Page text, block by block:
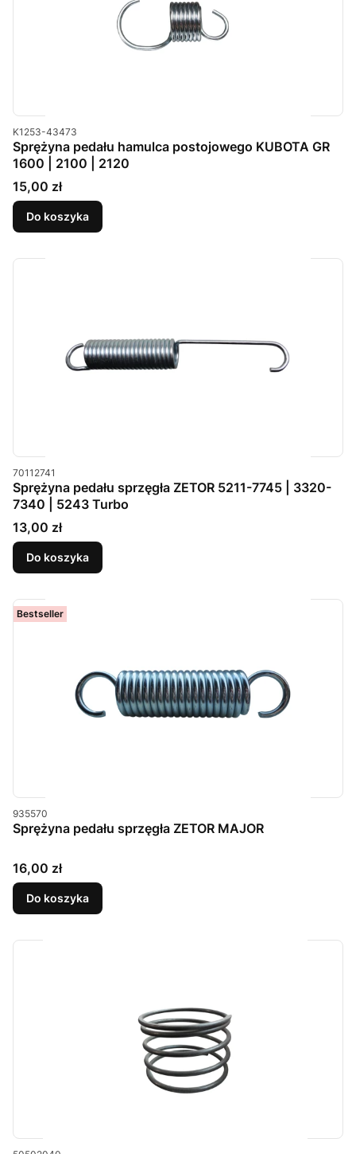
Kod produktu
K1253-43473
Sprężyna pedału hamulca postojowego KUBOTA GR
1600 | 2100 | 2120
Cena
15,00 zł
Do koszyka
Kod produktu
70112741
Sprężyna pedału sprzęgła ZETOR 5211-7745 | 3320-
7340 | 5243 Turbo
Cena
13,00 zł
Do koszyka
Bestseller
Kod produktu
935570
Sprężyna pedału sprzęgła ZETOR MAJOR
Cena
16,00 zł
Do koszyka
Kod produktu